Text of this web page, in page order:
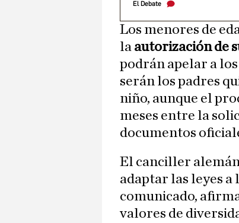
El Debate
Los menores de
la autorización de
podrán apelar a
serán los padres
niño, aunque el
meses entre la
documentos
El canciller
adaptar las leyes a
comunicado,
valores de